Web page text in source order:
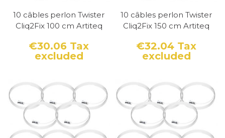
10 câbles perlon Twister
Cliq2Fix 100 cm Artiteq
Price
€30.06 Tax
excluded
10 câbles perlon Twister
Cliq2Fix 150 cm Artiteq
Price
€32.04 Tax
excluded